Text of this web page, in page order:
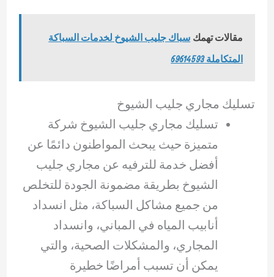
مقالات تهمك سباك جليب الشيوخ لخدمات السباكة
المتكاملة 69614593
تسليك مجاري جليب الشيوخ
تسليك مجاري جليب الشيوخ شركة
متميزة حيث يبحث المواطنون دائمًا عن
أفضل خدمة للترفيه عن مجاري جليب
الشيوخ بطريقة مضمونة الجودة للتخلص
من جميع مشاكل السباكة، مثل انسداد
أنابيب المياه في المباني، وانسداد
المجاري، والمشكلات الصحية، والتي
يمكن أن تسبب أمراضًا خطيرة